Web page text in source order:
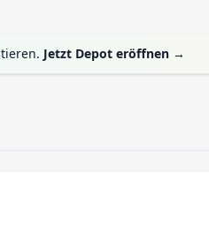
Jetzt Depot eröffnen →